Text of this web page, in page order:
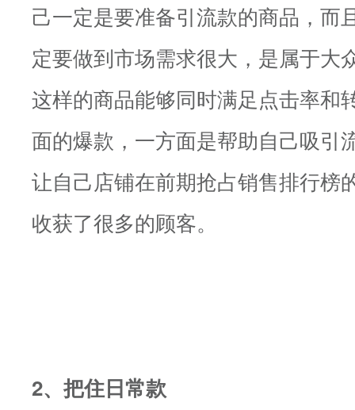
己一定是要准备引流款的商品，而
定要做到市场需求很大，是属于大
这样的商品能够同时满足点击率和
面的爆款，一方面是帮助自己吸引
让自己店铺在前期抢占销售排行榜
收获了很多的顾客。
2、把住日常款